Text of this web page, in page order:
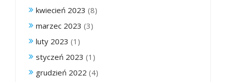
kwiecień 2023 (8)
marzec 2023 (3)
luty 2023 (1)
styczeń 2023 (1)
grudzień 2022 (4)